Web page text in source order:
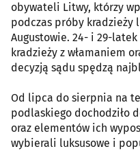
obywateli Litwy, którzy
podczas próby kradzieży
Augustowie. 24- i 29-latek
kradzieży z włamaniem
decyzją sądu spędzą
Od lipca do sierpnia na
podlaskiego dochodziło
oraz elementów ich
wybierali luksusowe i